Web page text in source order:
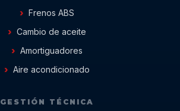
Frenos ABS
Cambio de aceite
Amortiguadores
Aire acondicionado
GESTIÓN TÉCNICA